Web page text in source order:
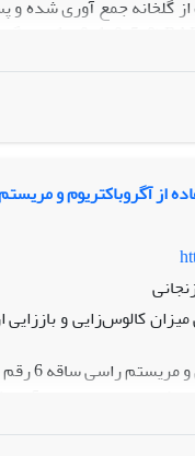
تنظیم کننده‌های رشد
کالوس‌زایی و باززایی